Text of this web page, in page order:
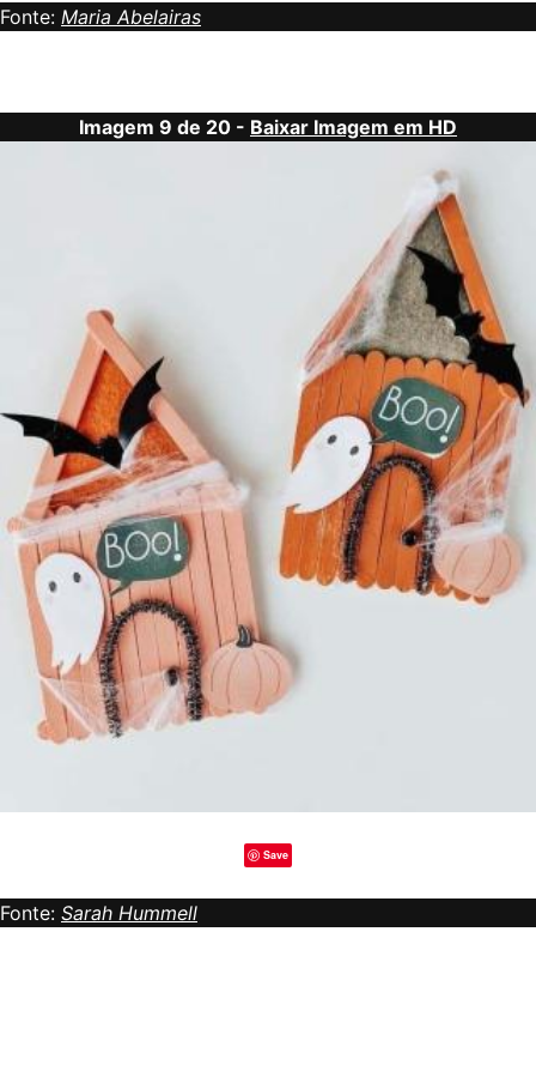
Fonte: Maria Abelairas
Imagem 9 de 20 - Baixar Imagem em HD
Save
Fonte: Sarah Hummell